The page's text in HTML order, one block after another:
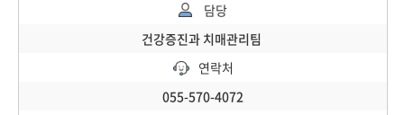
담당
건강증진과 치매관리팀
연락처
055-570-4072